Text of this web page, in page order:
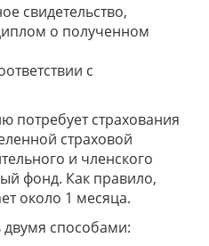
свидетельство,
о полученном
с
потребует страхования
страховой
и членского
фонд. Как правило,
около 1 месяца.
способами: